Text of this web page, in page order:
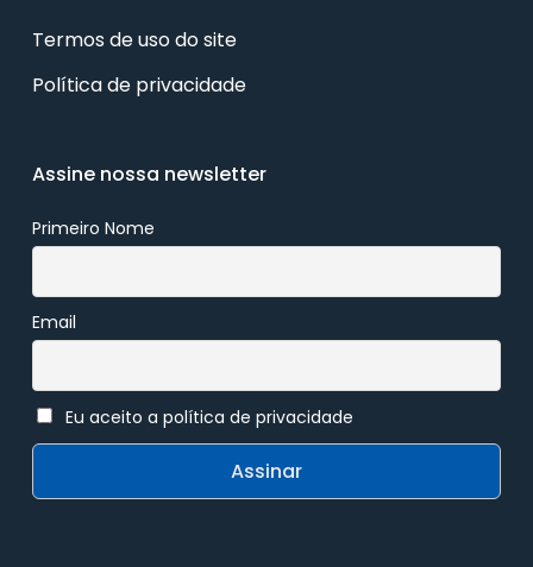
Termos de uso do site
Política de privacidade
Assine nossa newsletter
Primeiro Nome
Email
Eu aceito a política de privacidade